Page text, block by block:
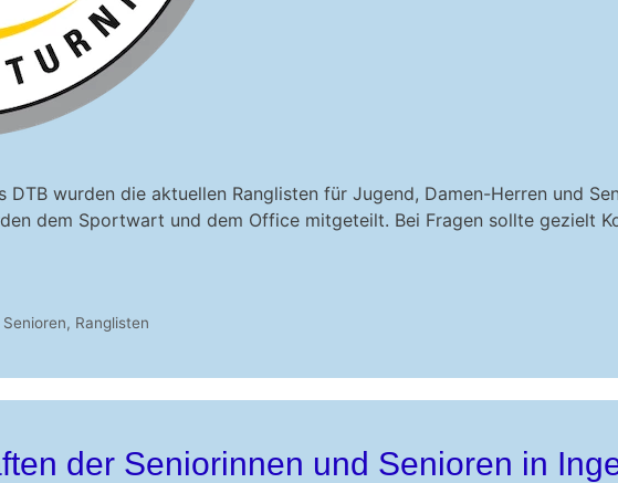
wurden die aktuellen Ranglisten für Jugend, Damen-Herren und
dem Sportwart und dem Office mitgeteilt. Bei Fragen sollte gezielt
, Ranglisten
der Seniorinnen und Senioren in